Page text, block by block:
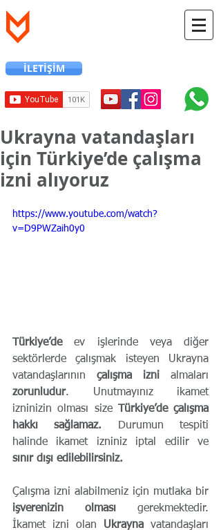
İLETİŞİM
Ukrayna vatandaşları
için Türkiye’de çalışma
izni alıyoruz
https://www.youtube.com/watch?
v=D9PWZaih0y0
Türkiye’de ev işlerinde veya diğer
sektörlerde çalışmak isteyen Ukrayna
vatandaşlarının çalışma izni
zorunludur. Unutmayınız ikamet
izninizin olması size
Türkiye’de çalışma
hakkı sağlamaz. Durumun tespiti
sınır dışı edilebilirsiniz.
Çalışma izni alabilmeniz için mutlaka bir
işverenizin olması gerekmektedir.
İkamet izni olan Ukrayna vatandaşları